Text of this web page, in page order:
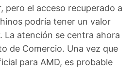
pero el acceso recuperado a
podría tener un valor
La atención se centra ahora
de Comercio. Una vez que
para AMD, es probable